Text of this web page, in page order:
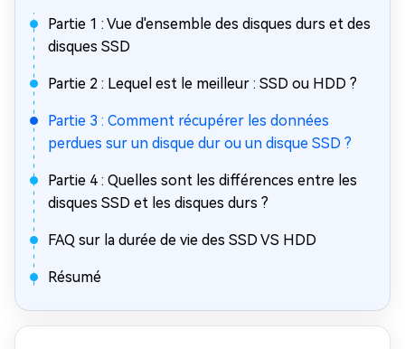
Partie 1 : Vue d'ensemble des disques durs et des
disques SSD
Partie 2 : Lequel est le meilleur : SSD ou HDD ?
Partie 3 : Comment récupérer les données
perdues sur un disque dur ou un disque SSD ?
Partie 4 : Quelles sont les différences entre les
disques SSD et les disques durs ?
FAQ sur la durée de vie des SSD VS HDD
Résumé